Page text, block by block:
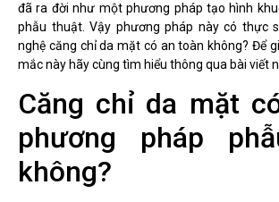
đã ra đời như một phương pháp tạo hình
phẫu thuật. Vậy phương pháp này có thực
nghệ căng chỉ da mặt có an toàn không? Để
mắc này hãy cùng tìm hiểu thông qua bài viết
Căng chỉ da mặt
phương pháp
không?